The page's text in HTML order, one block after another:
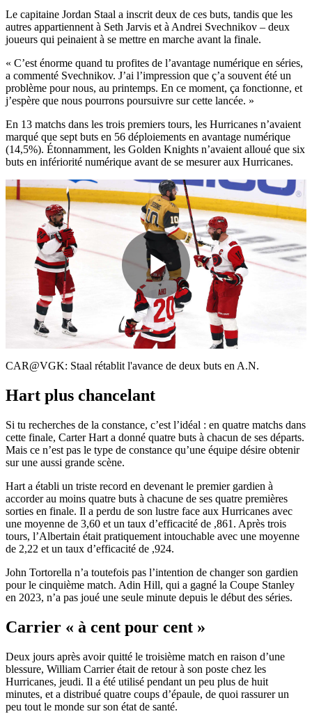
Le capitaine Jordan Staal a inscrit deux de ces buts, tandis que les
autres appartiennent à Seth Jarvis et à Andrei Svechnikov – deux
joueurs qui peinaient à se mettre en marche avant la finale.
« C’est énorme quand tu profites de l’avantage numérique en séries,
a commenté Svechnikov. J’ai l’impression que ç’a souvent été un
problème pour nous, au printemps. En ce moment, ça fonctionne, et
j’espère que nous pourrons poursuivre sur cette lancée. »
En 13 matchs dans les trois premiers tours, les Hurricanes n’avaient
marqué que sept buts en 56 déploiements en avantage numérique
(14,5%). Étonnamment, les Golden Knights n’avaient alloué que six
buts en infériorité numérique avant de se mesurer aux Hurricanes.
Play
Video
CAR@VGK: Staal rétablit l'avance de deux buts en A.N.
Hart plus chancelant
Si tu recherches de la constance, c’est l’idéal : en quatre matchs dans
cette finale, Carter Hart a donné quatre buts à chacun de ses départs.
Mais ce n’est pas le type de constance qu’une équipe désire obtenir
sur une aussi grande scène.
Hart a établi un triste record en devenant le premier gardien à
accorder au moins quatre buts à chacune de ses quatre premières
sorties en finale. Il a perdu de son lustre face aux Hurricanes avec
une moyenne de 3,60 et un taux d’efficacité de ,861. Après trois
tours, l’Albertain était pratiquement intouchable avec une moyenne
de 2,22 et un taux d’efficacité de ,924.
John Tortorella n’a toutefois pas l’intention de changer son gardien
pour le cinquième match. Adin Hill, qui a gagné la Coupe Stanley
en 2023, n’a pas joué une seule minute depuis le début des séries.
Carrier « à cent pour cent »
Deux jours après avoir quitté le troisième match en raison d’une
blessure, William Carrier était de retour à son poste chez les
Hurricanes, jeudi. Il a été utilisé pendant un peu plus de huit
minutes, et a distribué quatre coups d’épaule, de quoi rassurer un
peu tout le monde sur son état de santé.